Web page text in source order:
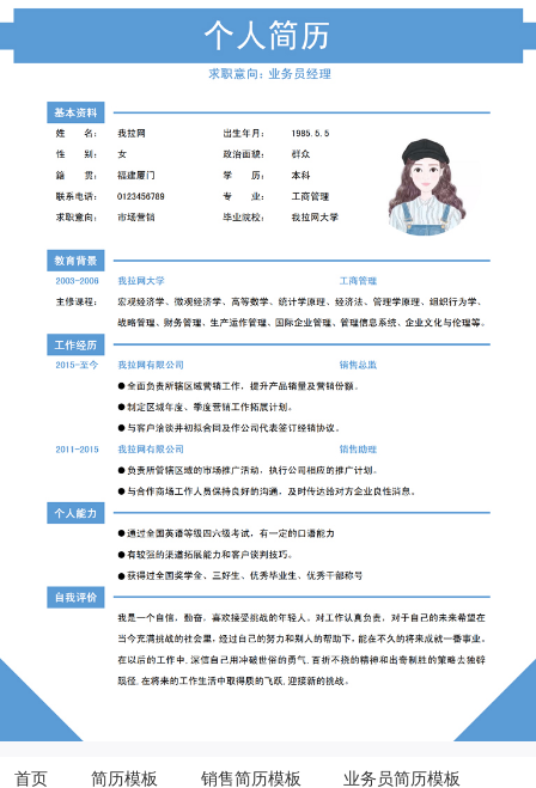
首页 简历模板 销售简历模板 业务员简历模板